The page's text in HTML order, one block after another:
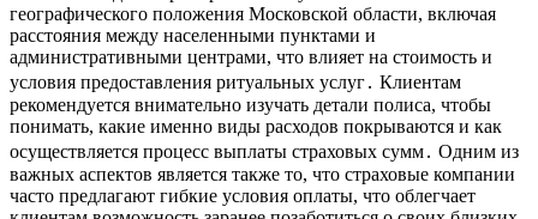
географического положения Московской области, включая
расстояния между населенными пунктами и
административными центрами, что влияет на стоимость и
условия предоставления ритуальных услуг․ Клиентам
рекомендуется внимательно изучать детали полиса, чтобы
понимать, какие именно виды расходов покрываются и как
осуществляется процесс выплаты страховых сумм․ Одним из
важных аспектов является также то, что страховые компании
часто предлагают гибкие условия оплаты, что облегчает